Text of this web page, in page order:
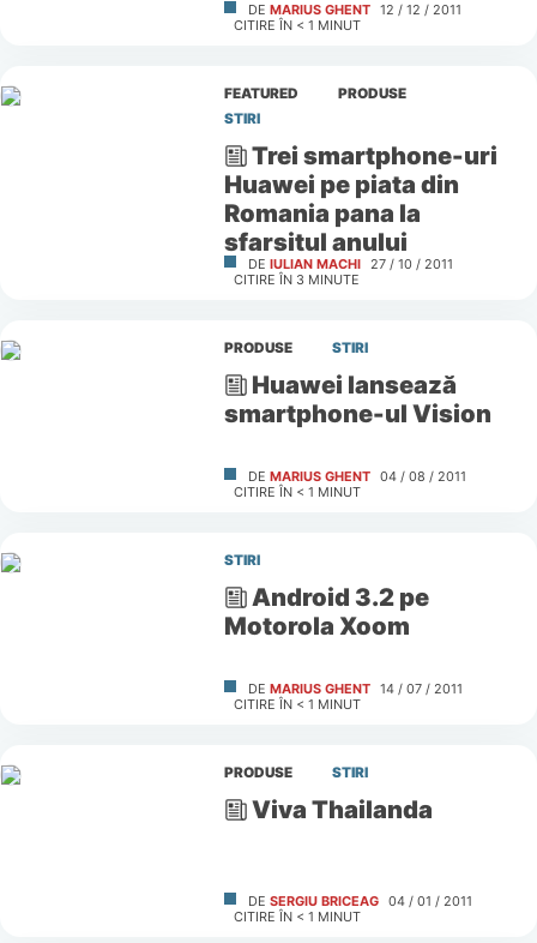
DE MARIUS GHENT 12 / 12 / 2011
CITIRE ÎN < 1 MINUT
FEATURED
PRODUSE
STIRI
Trei smartphone-uri
Huawei pe piata din
Romania pana la
sfarsitul anului
DE IULIAN MACHI 27 / 10 / 2011
CITIRE ÎN 3 MINUTE
PRODUSE STIRI
Huawei lansează
smartphone-ul Vision
DE MARIUS GHENT 04 / 08 / 2011
CITIRE ÎN < 1 MINUT
STIRI
Android 3.2 pe
Motorola Xoom
DE MARIUS GHENT 14 / 07 / 2011
CITIRE ÎN < 1 MINUT
PRODUSE STIRI
Viva Thailanda
DE SERGIU BRICEAG 04 / 01 / 2011
CITIRE ÎN < 1 MINUT